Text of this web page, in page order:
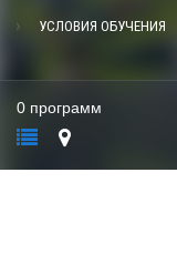
УСЛОВИЯ ОБУЧЕНИЯ
0 программ